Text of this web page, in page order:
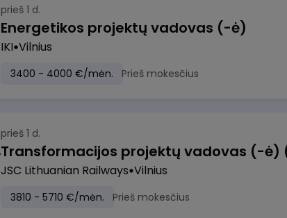
prieš 1 d.
Energetikos projektų vadovas (-ė)
IKI Vilnius
3400 - 4000 €/mėn. Prieš mokesčius
prieš 1 d.
JSC Lithuanian Railways Vilnius
3810 - 5710 €/mėn. Prieš mokesčius